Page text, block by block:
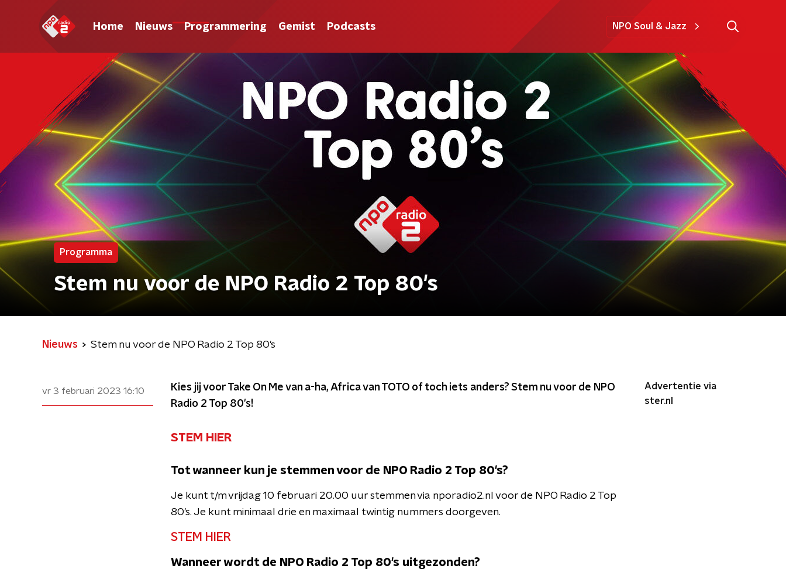
Home Nieuws Programmering Gemist Podcasts NPO Soul & Jazz
Programma
Stem nu voor de NPO Radio 2 Top 80's
Nieuws Stem nu voor de NPO Radio 2 Top 80's
vr 3 februari 2023 16:10
Kies jij voor Take On Me van a-ha, Africa van TOTO of toch iets anders? Stem nu voor de NPO
Radio 2 Top 80's!
STEM HIER
Tot wanneer kun je stemmen voor de NPO Radio 2 Top 80's?
Je kunt t/m vrijdag 10 februari 20.00 uur stemmen via nporadio2.nl voor de NPO Radio 2 Top
80's. Je kunt minimaal drie en maximaal twintig nummers doorgeven.
STEM HIER
Wanneer wordt de NPO Radio 2 Top 80's uitgezonden?
Advertentie via
ster.nl